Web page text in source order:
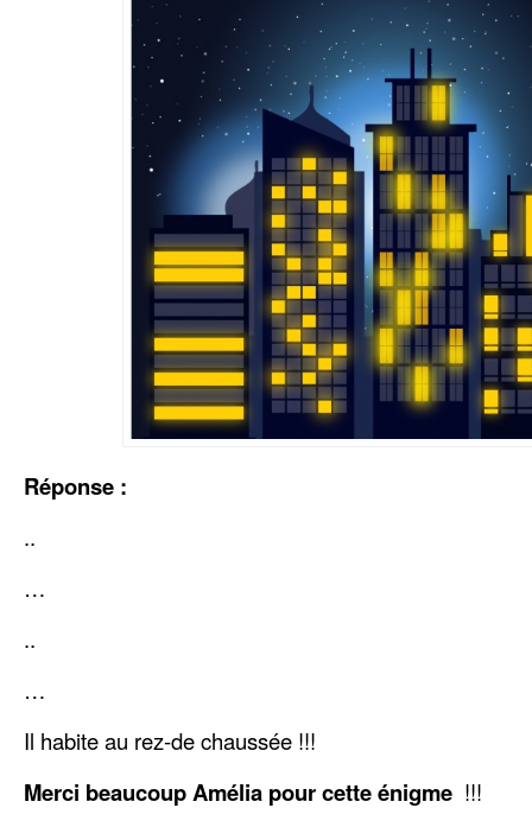
Réponse :
..
…
..
…
Il habite au rez-de chaussée !!!
Merci beaucoup Amélia pour cette énigme !!!